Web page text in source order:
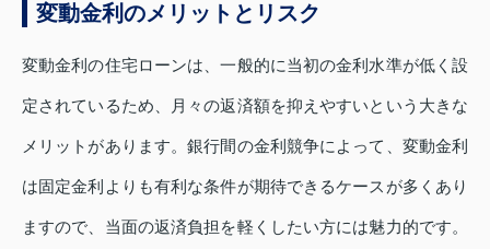
変動金利のメリットとリスク
変動金利の住宅ローンは、一般的に当初の金利水準が低く設
定されているため、月々の返済額を抑えやすいという大きな
メリットがあります。銀行間の金利競争によって、変動金利
は固定金利よりも有利な条件が期待できるケースが多くあり
ますので、当面の返済負担を軽くしたい方には魅力的です。